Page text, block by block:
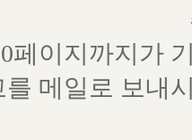
페이지까지가
를 메일로 보내